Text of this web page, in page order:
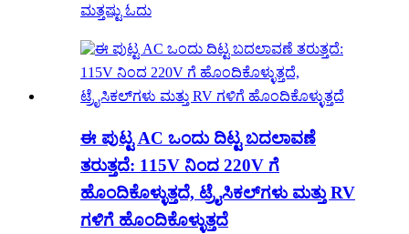
ಮತ್ತಷ್ಟು ಓದು
ಈ ಪುಟ್ಟ AC ಒಂದು ದಿಟ್ಟ ಬದಲಾವಣೆ
ತರುತ್ತದೆ: 115V ನಿಂದ 220V ಗೆ
ಹೊಂದಿಕೊಳ್ಳುತ್ತದೆ, ಟ್ರೈಸಿಕಲ್‌ಗಳು ಮತ್ತು RV
ಗಳಿಗೆ ಹೊಂದಿಕೊಳ್ಳುತ್ತದೆ